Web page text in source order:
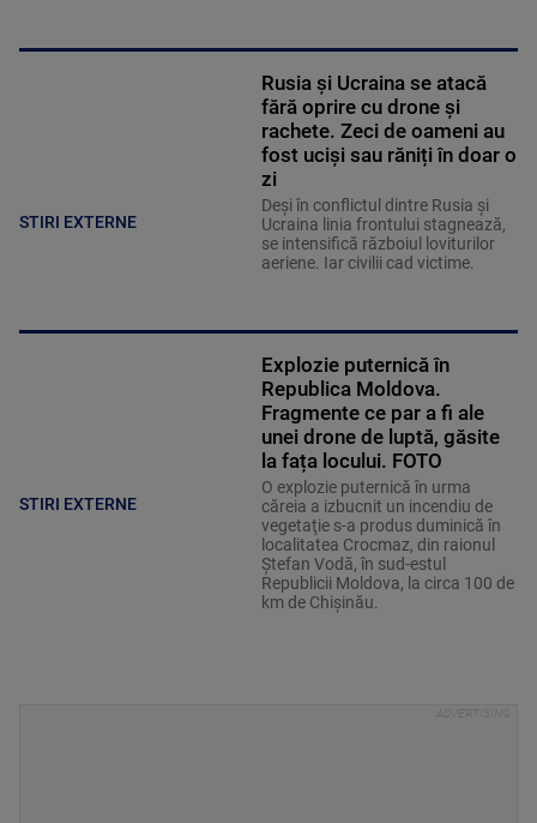
STIRI EXTERNE
Rusia și Ucraina se atacă
fără oprire cu drone și
rachete. Zeci de oameni au
fost uciși sau răniți în doar o
zi
Deși în conflictul dintre Rusia și
Ucraina linia frontului stagnează,
se intensifică războiul loviturilor
aeriene. Iar civilii cad victime.
STIRI EXTERNE
Explozie puternică în
Republica Moldova.
Fragmente ce par a fi ale
unei drone de luptă, găsite
la fața locului. FOTO
O explozie puternică în urma
căreia a izbucnit un incendiu de
vegetaţie s-a produs duminică în
localitatea Crocmaz, din raionul
Ştefan Vodă, în sud-estul
Republicii Moldova, la circa 100 de
km de Chişinău.